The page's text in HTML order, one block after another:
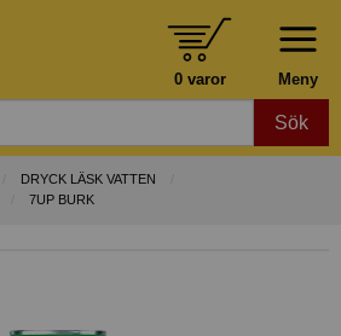
Meny
0 varor
Sök
DRYCK LÄSK VATTEN
7UP BURK